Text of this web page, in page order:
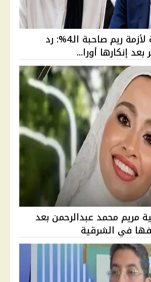
القصة الكاملة لأزمة ريم صاحبة الـ4%: رد
إنكارها أورا...
مريم محمد عبدالرحمن بعد
في الشرقية